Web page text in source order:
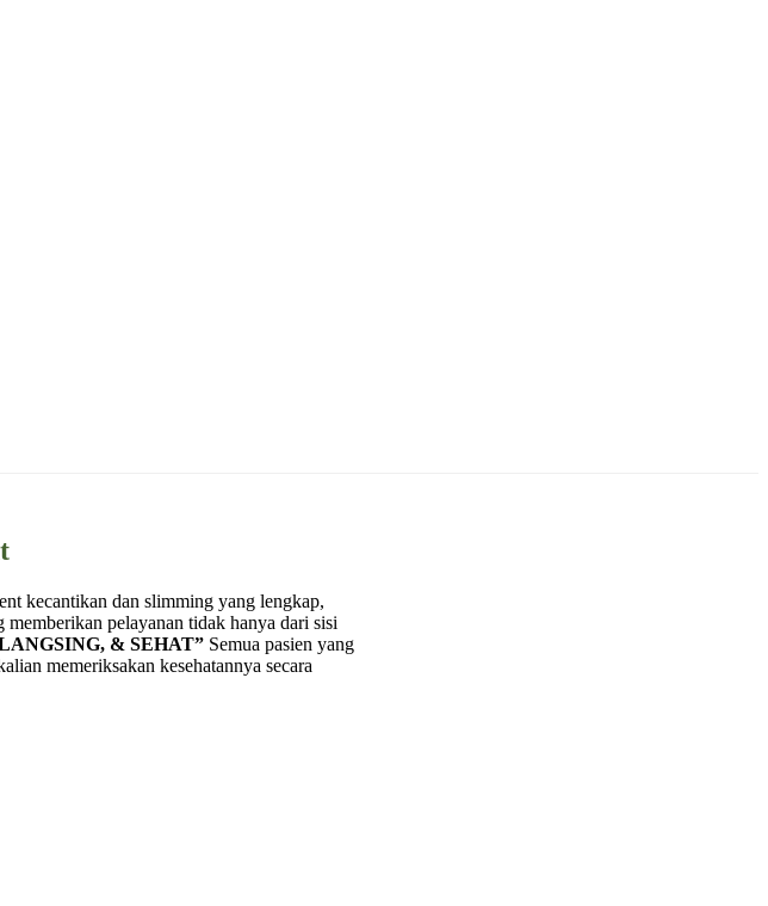
kecantikan dan slimming yang lengkap,
pelayanan tidak hanya dari sisi
& SEHAT” Semua pasien yang
memeriksakan kesehatannya secara